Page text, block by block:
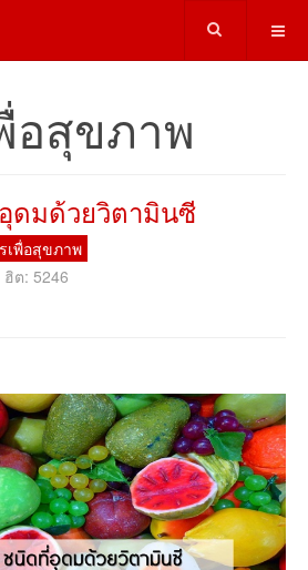
อสุขภาพ
ดมด้วยวิตามินซี
เพื่อสุขภาพ
ฮิต: 5246